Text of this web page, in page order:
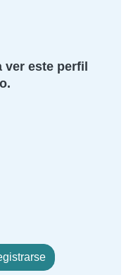
este perfil